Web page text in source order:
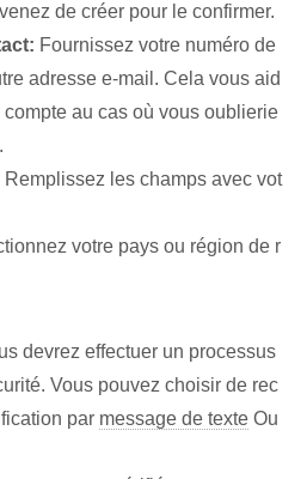
de créer pour le confirmer.
Fournissez votre numéro de
adresse e-mail. Cela vous aid
au cas où vous oublierie
Remplissez les champs avec vot
votre pays ou région de r
devrez effectuer un processus
Vous pouvez choisir de rec
par message de texte Ou